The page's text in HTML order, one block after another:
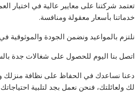
تعتمد شركتنا على معايير عالية في اختيار
خدماتنا بأسعار معقولة ومنافسة.
نلتزم بالمواعيد ونضمن الجودة والموثوقية
اتصل بنا اليوم للحصول على شغالات جدة
دعنا نساعدك في الحفاظ على نظافة منزلك
لك ولعائلتك، فنحن نعمل بجد لتلبية